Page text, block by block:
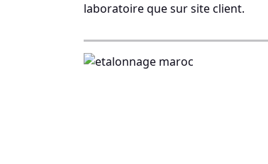
laboratoire que sur site client.